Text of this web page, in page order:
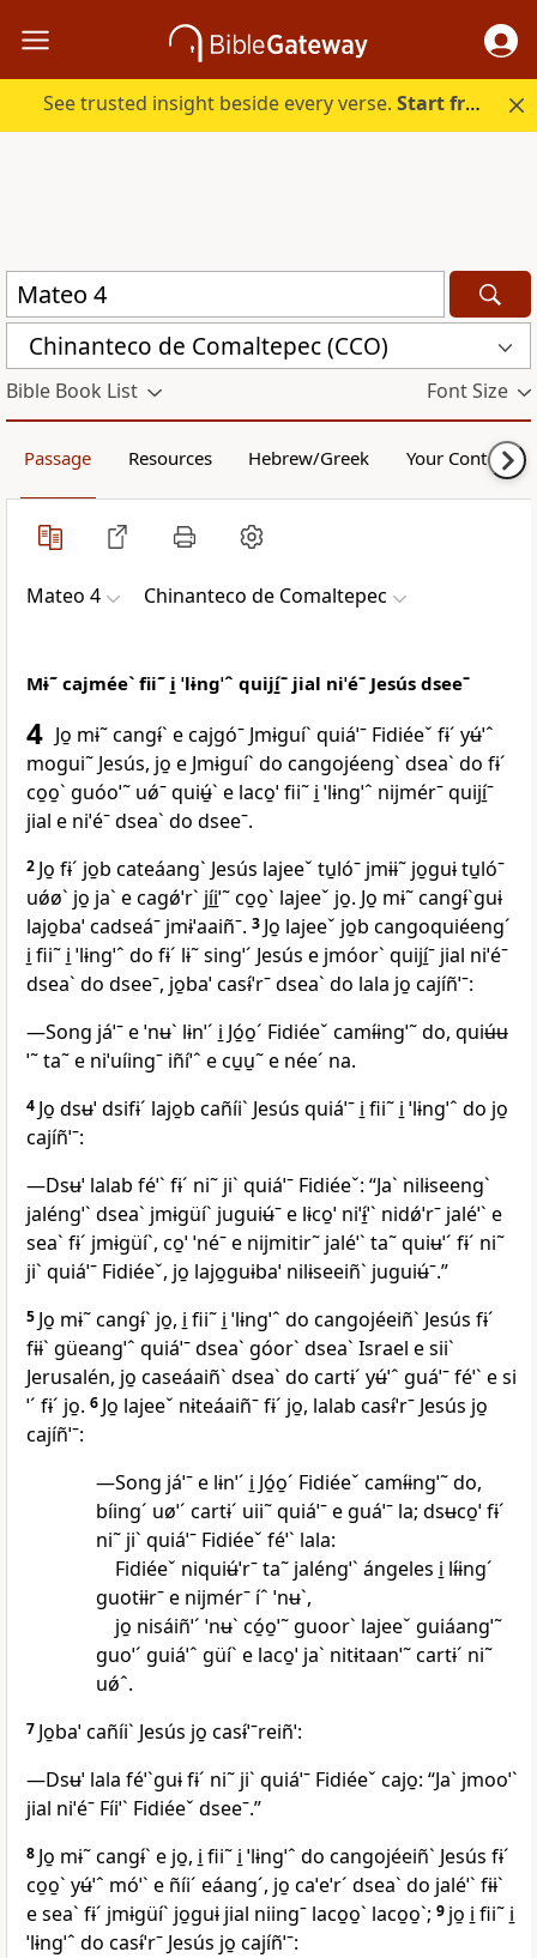
See trusted insight beside every verse.Start free.
Chinanteco de Comaltepec (CCO)
Bible Book List Font Size
Passage Resources Hebrew/Greek Your Content
Mateo 4 Chinanteco de Comaltepec
Mɨ˜ cajméeˋ fii˜ i̱ ˈlɨngˈˆ quijí̱ˉ jial niˈéˉ Jesús dseeˉ
4 Jo̱ mɨ˜ cangɨ́ˋ e cajgóˉ Jmɨguíˋ quiáˈˉ Fidiéeˇ fɨˊ yʉ́ˈˆ
mogui˜ Jesús, jo̱ e Jmɨguíˋ do cangojéengˋ dseaˋ do fɨˊ
co̱o̱ˋ guóoˈ˜ uǿˉ quiʉ̱́ˋ e laco̱ˈ fii˜ i̱ ˈlɨngˈˆ nijmérˉ quijí̱ˉ
jial e niˈéˉ dseaˋ do dseeˉ.
2 Jo̱ fɨˊ jo̱b cateáangˋ Jesús lajeeˇ tu̱lóˉ jmɨɨ˜ jo̱guɨ tu̱lóˉ
uǿøˋ jo̱ jaˋ e cagǿˈrˋ jí̱i̱ˈ˜ co̱o̱ˋ lajeeˇ jo̱. Jo̱ mɨ˜ cangɨ́ˋguɨ
lajo̱baˈ cadseáˉ jmɨˈaaiñˉ. 3 Jo̱ lajeeˇ jo̱b cangoquiéengˊ
i̱ fii˜ i̱ ˈlɨngˈˆ do fɨˊ lɨ˜ singˈˊ Jesús e jmóorˋ quijí̱ˉ jial niˈéˉ
dseaˋ do dseeˉ, jo̱baˈ casɨ́ˈrˉ dseaˋ do lala jo̱ cajíñˈˉ:
—Song jáˈˉ e ˈnʉˋ lɨnˈˊ i̱ Jó̱o̱ˊ Fidiéeˇ camɨ́ɨngˈ˜ do, quiʉ́ʉ
ˈ˜ ta˜ e niˈuíingˉ iñíˈˆ e cu̱u̱˜ e néeˊ na.
4 Jo̱ dsʉˈ dsifɨˊ lajo̱b cañíiˋ Jesús quiáˈˉ i̱ fii˜ i̱ ˈlɨngˈˆ do jo̱
cajíñˈˉ:
—Dsʉˈ lalab féˈˋ fɨˊ ni˜ jiˋ quiáˈˉ Fidiéeˇ: “Jaˋ nilɨseengˋ
jaléngˈˋ dseaˋ jmɨgüíˋ juguiʉ́ˉ e lɨco̱ˈ niˈɨ̱́ˈˋ nidǿˈrˉ jaléˈˋ e
seaˋ fɨˊ jmɨgüíˋ, co̱ˈ ˈnéˉ e nijmitir˜ jaléˈˋ ta˜ quiʉˈˊ fɨˊ ni˜
jiˋ quiáˈˉ Fidiéeˇ, jo̱ lajo̱guɨbaˈ nilɨseeiñˋ juguiʉ́ˉ.”
5 Jo̱ mɨ˜ cangɨ́ˋ jo̱, i̱ fii˜ i̱ ˈlɨngˈˆ do cangojéeiñˋ Jesús fɨˊ
fɨɨˋ güeangˈˆ quiáˈˉ dseaˋ góorˋ dseaˋ Israel e siiˋ
Jerusalén, jo̱ caseáaiñˋ dseaˋ do cartɨˊ yʉ́ˈˆ guáˈˉ féˈˋ e si
ˈˊ fɨˊ jo̱. 6 Jo̱ lajeeˇ nɨteáaiñˉ fɨˊ jo̱, lalab casɨ́ˈrˉ Jesús jo̱
cajíñˈˉ:
—Song jáˈˉ e lɨnˈˊ i̱ Jó̱o̱ˊ Fidiéeˇ camɨ́ɨngˈ˜ do,
bíingˊ uøˈˊ cartɨˊ uii˜ quiáˈˉ e guáˈˉ la; dsʉco̱ˈ fɨˊ
ni˜ jiˋ quiáˈˉ Fidiéeˇ féˈˋ lala:
Fidiéeˇ niquiʉ́ˈrˉ ta˜ jaléngˈˋ ángeles i̱ lɨ́ɨngˊ
guotɨɨrˉ e nijmérˉ íˆ ˈnʉˋ,
jo̱ nisáiñˈˊ ˈnʉˋ có̱o̱ˈ˜ guoorˋ lajeeˇ guiáangˈ˜
guoˈˊ guiáˈˆ güíˋ e laco̱ˈ jaˋ nitɨtaanˈ˜ cartɨˊ ni˜
uǿˆ.
7 Jo̱baˈ cañíiˋ Jesús jo̱ casɨ́ˈˉreiñˈ:
—Dsʉˈ lala féˈˋguɨ fɨˊ ni˜ jiˋ quiáˈˉ Fidiéeˇ cajo̱: “Jaˋ jmooˈˋ
jial niˈéˉ Fíiˈˋ Fidiéeˇ dseeˉ.”
8 Jo̱ mɨ˜ cangɨ́ˋ e jo̱, i̱ fii˜ i̱ ˈlɨngˈˆ do cangojéeiñˋ Jesús fɨˊ
co̱o̱ˋ yʉ́ˈˆ móˈˋ e ñíiˊ eáangˊ, jo̱ caˈeˈrˊ dseaˋ do jaléˈˋ fɨɨˋ
e seaˋ fɨˊ jmɨgüíˋ jo̱guɨ jial niingˉ laco̱o̱ˋ laco̱o̱ˋ; 9 jo̱ i̱ fii˜ i̱
ˈlɨngˈˆ do casɨ́ˈrˉ Jesús jo̱ cajíñˈˉ: